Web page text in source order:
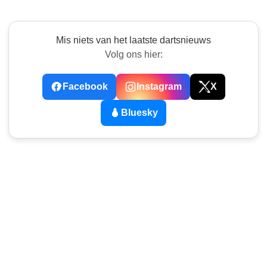
Mis niets van het laatste dartsnieuws
Volg ons hier:
Facebook Instagram X
Bluesky